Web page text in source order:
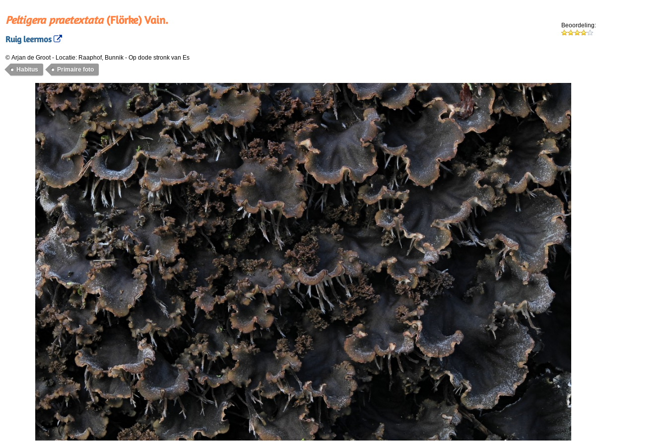
Peltigera praetextata(Flörke) Vain.
Ruig leermos
Beoordeling:
© Arjan de Groot- Locatie: Raaphof, Bunnik - Op dode stronk van Es
Habitus
Primaire foto